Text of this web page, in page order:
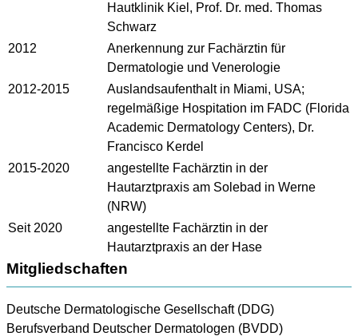
Hautklinik Kiel, Prof. Dr. med. Thomas
Schwarz
2012
Anerkennung zur Fachärztin für
Dermatologie und Venerologie
2012-2015
Auslandsaufenthalt in Miami, USA;
regelmäßige Hospitation im FADC (Florida
Academic Dermatology Centers), Dr.
Francisco Kerdel
2015-2020
angestellte Fachärztin in der
Hautarztpraxis am Solebad in Werne
(NRW)
Seit 2020
angestellte Fachärztin in der
Hautarztpraxis an der Hase
Mitgliedschaften
Deutsche Dermatologische Gesellschaft (DDG)
Berufsverband Deutscher Dermatologen (BVDD)